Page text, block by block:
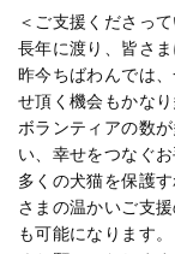
＜ご支援くださっ
長年に渡り、皆さ
昨今ちばわんでは
せ頂く機会もかなり
ボランティアの数
い、幸せをつなぐ
多くの犬猫を保護
さまの温かいご支
も可能になります